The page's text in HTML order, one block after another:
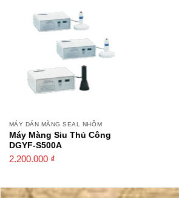
MÁY DÁN MÀNG SEAL NHÔM
Máy Màng Siu Thủ Công
DGYF-S500A
2.200.000 ₫